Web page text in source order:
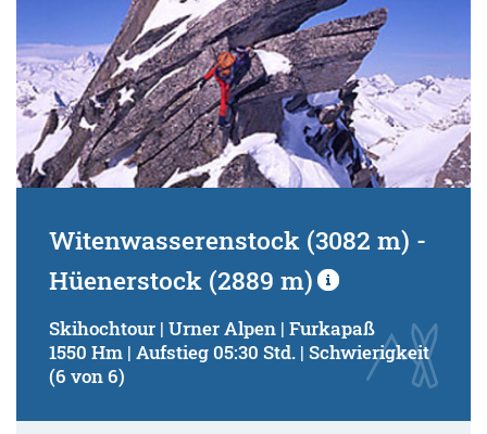
Witenwasserenstock (3082 m) -
Hüenerstock (2889 m)
Skihochtour | Urner Alpen | Furkapaß
1550 Hm | Aufstieg 05:30 Std. | Schwierigkeit
(6 von 6)